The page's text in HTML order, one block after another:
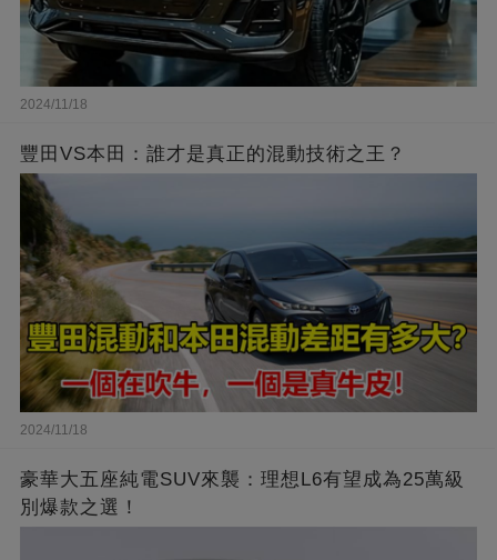
2024/11/18
豐田VS本田：誰才是真正的混動技術之王？
2024/11/18
豪華大五座純電SUV來襲：理想L6有望成為25萬級
別爆款之選！